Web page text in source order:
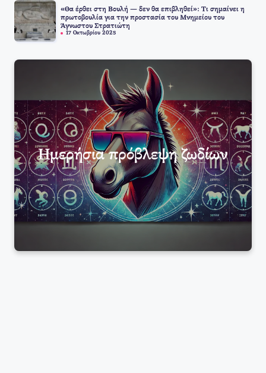
«Θα έρθει στη Βουλή — δεν θα επιβληθεί»: Τι σημαίνει η
πρωτοβουλία για την προστασία του Μνημείου του
Άγνωστου Στρατιώτη
17 Οκτωβρίου 2025
Ημερήσια πρόβλεψη ζωδίων